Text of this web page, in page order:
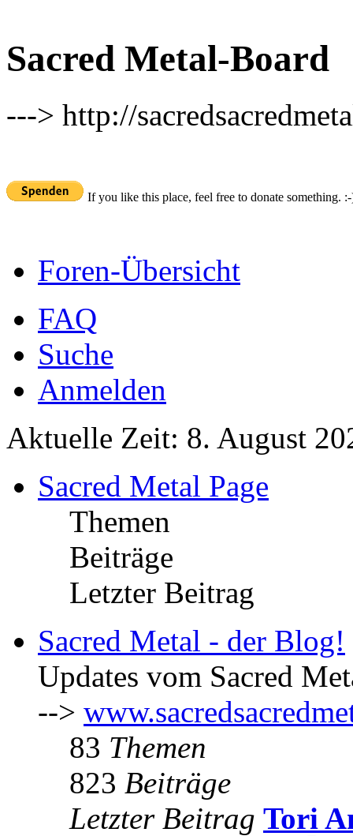
Sacred Metal-Board
---> http://
If you like this place, feel free to donate something.
Foren-Übersicht
FAQ
Suche
Anmelden
Aktuelle Zeit: 8. August
Sacred Metal Page
Themen
Beiträge
Letzter Beitrag
Sacred Metal - der Blog!
Updates vom Sacred
-->
83 Themen
823 Beiträge
Letzter Beitrag Tori